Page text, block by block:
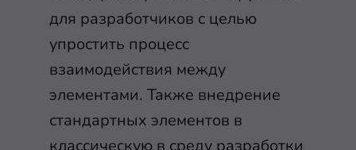
для разработчиков с целью
упростить процесс
взаимодействия между
элементами. Также внедрение
стандартных элементов в
классическую в среду разработки